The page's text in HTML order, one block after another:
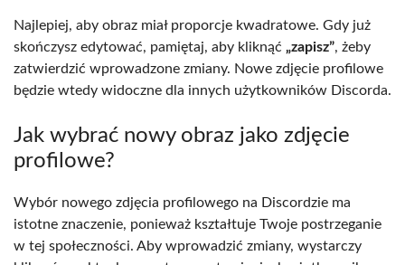
Najlepiej, aby obraz miał proporcje kwadratowe. Gdy już
skończysz edytować, pamiętaj, aby kliknąć „zapisz”, żeby
zatwierdzić wprowadzone zmiany. Nowe zdjęcie profilowe
będzie wtedy widoczne dla innych użytkowników Discorda.
Jak wybrać nowy obraz jako zdjęcie
profilowe?
Wybór nowego zdjęcia profilowego na Discordzie ma
istotne znaczenie, ponieważ kształtuje Twoje postrzeganie
w tej społeczności. Aby wprowadzić zmiany, wystarczy